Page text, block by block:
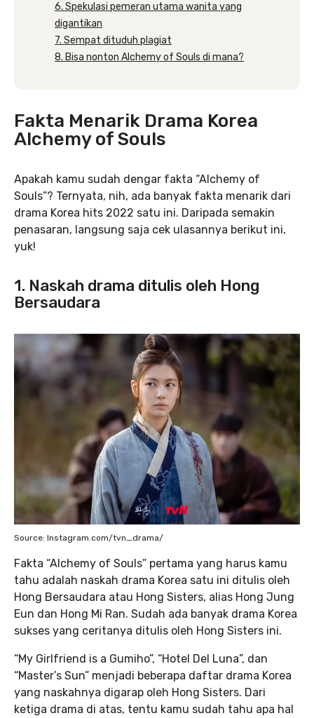
6. Spekulasi pemeran utama wanita yang
digantikan
7. Sempat dituduh plagiat
8. Bisa nonton Alchemy of Souls di mana?
Fakta Menarik Drama Korea
Alchemy of Souls
Apakah kamu sudah dengar fakta “Alchemy of
Souls”? Ternyata, nih, ada banyak fakta menarik dari
drama Korea hits 2022 satu ini. Daripada semakin
penasaran, langsung saja cek ulasannya berikut ini,
yuk!
1. Naskah drama ditulis oleh Hong
Bersaudara
Source: Instagram.com/tvn_drama/
Fakta “Alchemy of Souls” pertama yang harus kamu
tahu adalah naskah drama Korea satu ini ditulis oleh
Hong Bersaudara atau Hong Sisters, alias Hong Jung
Eun dan Hong Mi Ran. Sudah ada banyak drama Korea
sukses yang ceritanya ditulis oleh Hong Sisters ini.
“My Girlfriend is a Gumiho”, “Hotel Del Luna”, dan
“Master’s Sun” menjadi beberapa daftar drama Korea
yang naskahnya digarap oleh Hong Sisters. Dari
ketiga drama di atas, tentu kamu sudah tahu apa hal